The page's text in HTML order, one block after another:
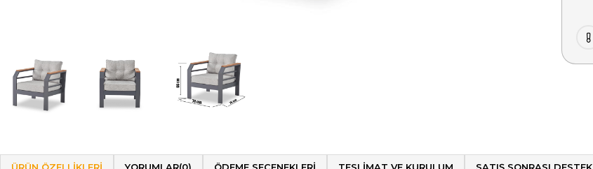
ÜRÜN ÖZELLIKLERI YORUMLAR(0) ÖDEME SEÇENEKLERI TESLIMAT VE KURULUM SATIŞ SONRASI DESTEK